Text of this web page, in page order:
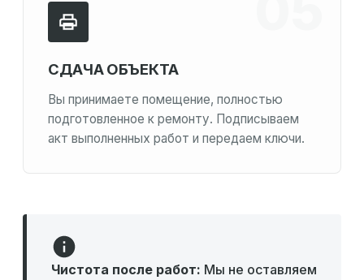
СДАЧА ОБЪЕКТА
Вы принимаете помещение, полностью
подготовленное к ремонту. Подписываем
акт выполненных работ и передаем ключи.
Чистота после работ: Мы не оставляем